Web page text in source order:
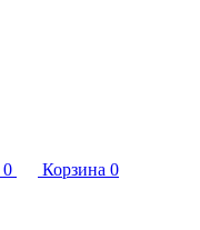
0 Корзина 0